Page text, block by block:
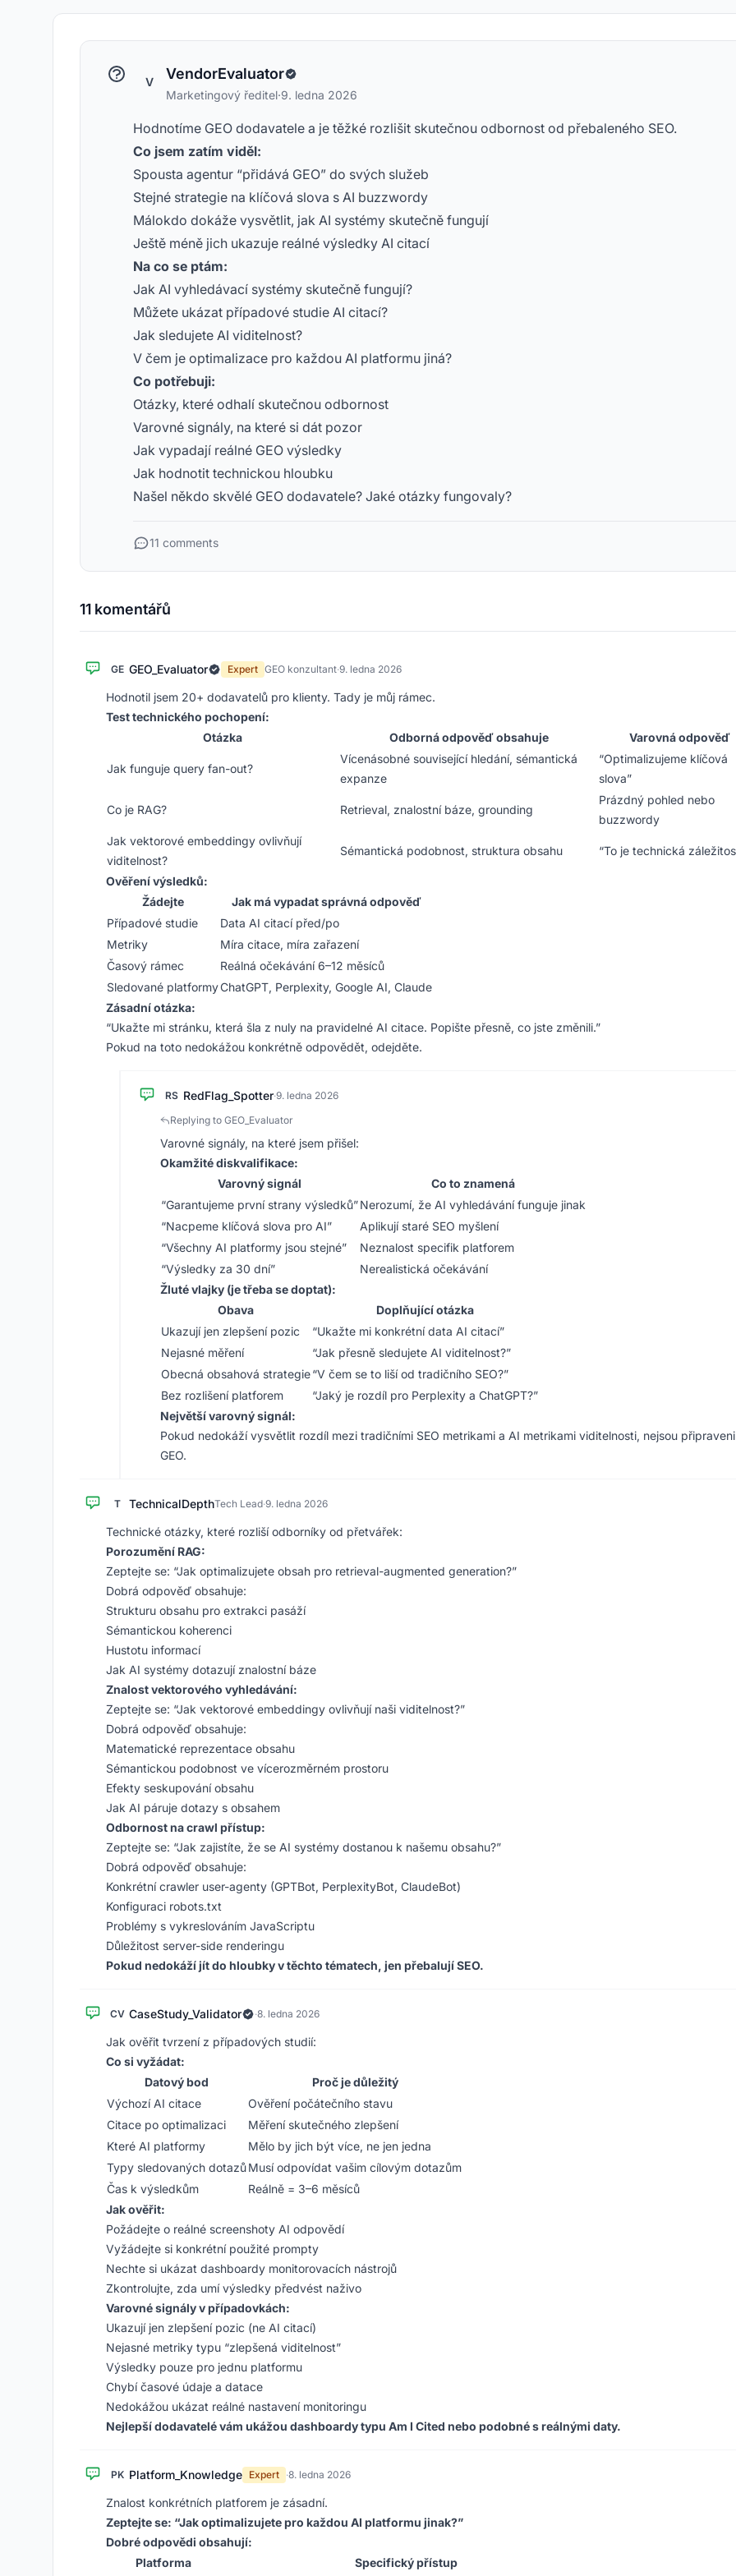
V VendorEvaluator
Marketingový ředitel·9. ledna 2026
Hodnotíme GEO dodavatele a je těžké rozlišit skutečnou odbornost od přebaleného SEO.
Co jsem zatím viděl:
Spousta agentur “přidává GEO” do svých služeb
Stejné strategie na klíčová slova s AI buzzwordy
Málokdo dokáže vysvětlit, jak AI systémy skutečně fungují
Ještě méně jich ukazuje reálné výsledky AI citací
Na co se ptám:
Jak AI vyhledávací systémy skutečně fungují?
Můžete ukázat případové studie AI citací?
Jak sledujete AI viditelnost?
V čem je optimalizace pro každou AI platformu jiná?
Co potřebuji:
Otázky, které odhalí skutečnou odbornost
Varovné signály, na které si dát pozor
Jak vypadají reálné GEO výsledky
Jak hodnotit technickou hloubku
Našel někdo skvělé GEO dodavatele? Jaké otázky fungovaly?
11 comments
11 komentářů
GE GEO_Evaluator Expert GEO konzultant·9. ledna 2026
Hodnotil jsem 20+ dodavatelů pro klienty. Tady je můj rámec.
Test technického pochopení:
Otázka
Odborná odpověď obsahuje Varovná odpověď
Jak funguje query fan-out?
Vícenásobné související hledání, sémantická
expanze
“Optimalizujeme klíčová
slova”
Co je RAG? Retrieval, znalostní báze, grounding
Prázdný pohled nebo
buzzwordy
Jak vektorové embeddingy ovlivňují
viditelnost?
Sémantická podobnost, struktura obsahu “To je technická
Ověření výsledků:
Žádejte
Jak má vypadat správná odpověď
Případové studie
Data AI citací před/po
Metriky
Míra citace, míra zařazení
Časový rámec
Reálná očekávání 6–12 měsíců
Sledované platformyChatGPT, Perplexity, Google AI, Claude
Zásadní otázka:
“Ukažte mi stránku, která šla z nuly na pravidelné AI citace. Popište přesně, co jste změnili.”
Pokud na toto nedokážou konkrétně odpovědět, odejděte.
RS RedFlag_Spotter·9. ledna 2026
Replying to GEO_Evaluator
Varovné signály, na které jsem přišel:
Okamžité diskvalifikace:
Varovný signál
Co to znamená
“Garantujeme první strany výsledků”Nerozumí, že AI vyhledávání funguje jinak
“Nacpeme klíčová slova pro AI”
Aplikují staré SEO myšlení
“Všechny AI platformy jsou stejné”
Neznalost specifik platforem
“Výsledky za 30 dní”
Nerealistická očekávání
Žluté vlajky (je třeba se doptat):
Obava
Doplňující otázka
Ukazují jen zlepšení pozic
“Ukažte mi konkrétní data AI citací”
Nejasné měření
“Jak přesně sledujete AI viditelnost?”
Obecná obsahová strategie“V čem se to liší od tradičního SEO?”
Bez rozlišení platforem
“Jaký je rozdíl pro Perplexity a ChatGPT?”
Největší varovný signál:
Pokud nedokáží vysvětlit rozdíl mezi tradičními SEO metrikami a AI metrikami viditelnosti, nejsou
GEO.
T TechnicalDepthTech Lead·9. ledna 2026
Technické otázky, které rozliší odborníky od přetvářek:
Porozumění RAG:
Zeptejte se: “Jak optimalizujete obsah pro retrieval-augmented generation?”
Dobrá odpověď obsahuje:
Strukturu obsahu pro extrakci pasáží
Sémantickou koherenci
Hustotu informací
Jak AI systémy dotazují znalostní báze
Znalost vektorového vyhledávání:
Zeptejte se: “Jak vektorové embeddingy ovlivňují naši viditelnost?”
Dobrá odpověď obsahuje:
Matematické reprezentace obsahu
Sémantickou podobnost ve vícerozměrném prostoru
Efekty seskupování obsahu
Jak AI páruje dotazy s obsahem
Odbornost na crawl přístup:
Zeptejte se: “Jak zajistíte, že se AI systémy dostanou k našemu obsahu?”
Dobrá odpověď obsahuje:
Konkrétní crawler user-agenty (GPTBot, PerplexityBot, ClaudeBot)
Konfiguraci robots.txt
Problémy s vykreslováním JavaScriptu
Důležitost server-side renderingu
Pokud nedokáží jít do hloubky v těchto tématech, jen přebalují SEO.
CV CaseStudy_Validator ·8. ledna 2026
Jak ověřit tvrzení z případových studií:
Co si vyžádat:
Datový bod
Proč je důležitý
Výchozí AI citace
Ověření počátečního stavu
Citace po optimalizaci
Měření skutečného zlepšení
Které AI platformy
Mělo by jich být více, ne jen jedna
Typy sledovaných dotazůMusí odpovídat vašim cílovým dotazům
Čas k výsledkům
Reálně = 3–6 měsíců
Jak ověřit:
Požádejte o reálné screenshoty AI odpovědí
Vyžádejte si konkrétní použité prompty
Nechte si ukázat dashboardy monitorovacích nástrojů
Zkontrolujte, zda umí výsledky předvést naživo
Varovné signály v případovkách:
Ukazují jen zlepšení pozic (ne AI citací)
Nejasné metriky typu “zlepšená viditelnost”
Výsledky pouze pro jednu platformu
Chybí časové údaje a datace
Nedokážou ukázat reálné nastavení monitoringu
Nejlepší dodavatelé vám ukážou dashboardy typu Am I Cited nebo podobné s reálnými daty.
PK Platform_Knowledge Expert ·8. ledna 2026
Znalost konkrétních platforem je zásadní.
Zeptejte se: “Jak optimalizujete pro každou AI platformu jinak?”
Dobré odpovědi obsahují:
Platforma
Specifický přístup